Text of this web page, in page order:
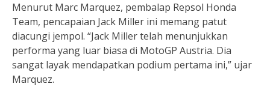
Menurut Marc Marquez, pembalap Repsol Honda
Team, pencapaian Jack Miller ini memang patut
diacungi jempol. “Jack Miller telah menunjukkan
performa yang luar biasa di MotoGP Austria. Dia
sangat layak mendapatkan podium pertama ini,” ujar
Marquez.